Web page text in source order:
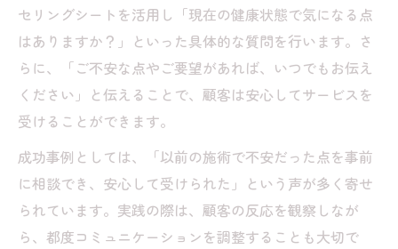
セリングシートを活用し「現在の健康状態で気になる点
はありますか？」といった具体的な質問を行います。さ
らに、「ご不安な点やご要望があれば、いつでもお伝え
ください」と伝えることで、顧客は安心してサービスを
受けることができます。
成功事例としては、「以前の施術で不安だった点を事前
に相談でき、安心して受けられた」という声が多く寄せ
られています。実践の際は、顧客の反応を観察しなが
ら、都度コミュニケーションを調整することも大切で